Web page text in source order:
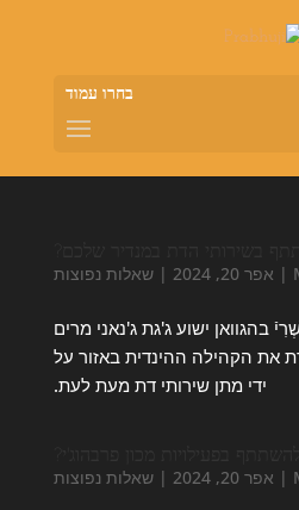
בחרו עמוד
| אפר 20, 2024 |שאלות נפוצות
בהגוואן ישוע ג'גת ג'נאני מרים
את הקהילה ההינדית באזור על
ידי מתן שירותי דת מעת לעת.
| אפר 20, 2024 |שאלות נפוצות